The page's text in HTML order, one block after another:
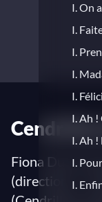
I. On
I.
I.
I.
I.
I. Ah !
I. Ah
I.
I.
Fiona Dunn
(direction) —